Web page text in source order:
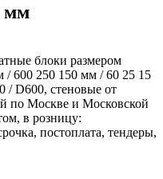
мм
блоки размером
/ 600 250 150 мм / 60 25 15
/ D600, стеновые от
по Москве и Московской
в розницу:
постоплата, тендеры,